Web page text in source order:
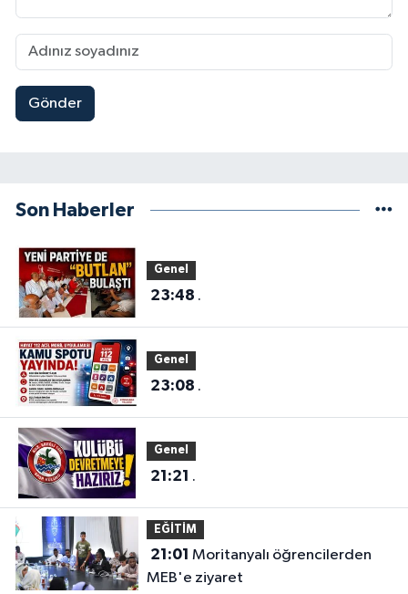
Gönder
Son Haberler
Genel
23:48 .
Genel
23:08 .
Genel
21:21 .
EĞİTİM
21:01
MEB'e ziyaret